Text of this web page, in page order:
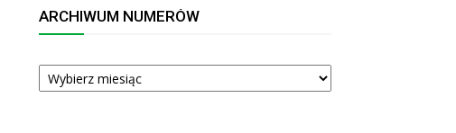
ARCHIWUM NUMERÓW
ARCHIWUM
NUMERÓW